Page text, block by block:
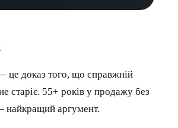
це доказ того, що справжній
старіє. 55+ років у продажу без
найкращий аргумент.